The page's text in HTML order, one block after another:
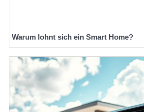
Warum lohnt sich ein Smart Home?